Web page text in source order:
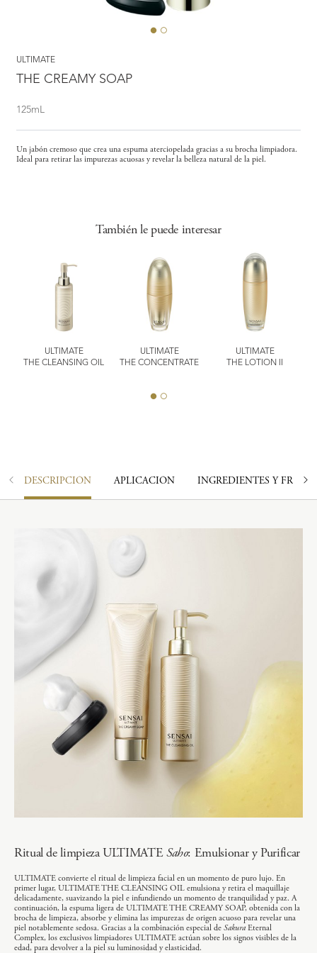
ULTIMATE
THE CREAMY SOAP
125mL
Un jabón cremoso que crea una espuma aterciopelada gracias a su brocha limpiadora.
Ideal para retirar las impurezas acuosas y revelar la belleza natural de la piel.
También le puede interesar
ULTIMATE
THE CLEANSING OIL
ULTIMATE
THE CONCENTRATE
ULTIMATE
THE LOTION II
DESCRIPCIÓN APLICACIÓN INGREDIENTES Y
Ritual de limpieza ULTIMATESaho: Emulsionar y Purificar
ULTIMATE convierte el ritual de limpieza facial en un momento de puro lujo. En
primer lugar, ULTIMATE THE CLEANSING OIL emulsiona y retira el maquillaje
delicadamente, suavizando la piel e infundiendo un momento de tranquilidad y paz. A
continuación, la espuma ligera de ULTIMATE THE CREAMY SOAP, obtenida con la
brocha de limpieza, absorbe y elimina las impurezas de origen acuoso para revelar una
piel notablemente sedosa. Gracias a la combinación especial de Sakura Eternal
Complex, los exclusivos limpiadores ULTIMATE actúan sobre los signos visibles de la
edad, para devolver a la piel su luminosidad y elasticidad.